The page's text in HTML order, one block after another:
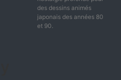
des dessins animés
japonais des années 80
et 90.